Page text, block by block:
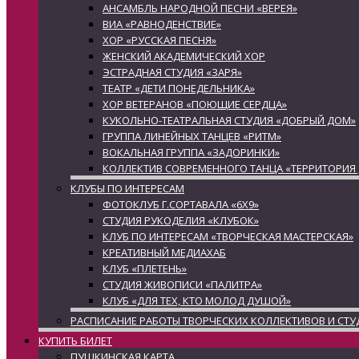
АНСАМБЛЬ НАРОДНОЙ ПЕСНИ «ВЕРЕЯ»
ВИА «РАВНОДЕНСТВИЕ»
ХОР «РУССКАЯ ПЕСНЯ»
ЖЕНСКИЙ АКАДЕМИЧЕСКИЙ ХОР
ЭСТРАДНАЯ СТУДИЯ «ЗАРЯ»
ТЕАТР «ДЕТИ ПОНЕДЕЛЬНИКА»
ХОР ВЕТЕРАНОВ «ПОЮЩИЕ СЕРДЦА»
КУКОЛЬНО-ТЕАТРАЛЬНАЯ СТУДИЯ «ДОБРЫЙ ДОМ»
ГРУППА ЛИНЕЙНЫХ ТАНЦЕВ «РИТМ»
ВОКАЛЬНАЯ ГРУППА «ЗАДОРИНКИ»
КОЛЛЕКТИВ СОВРЕМЕННОГО ТАНЦА
КЛУБЫ ПО ИНТЕРЕСАМ
ФОТОКЛУБ Г.СОРТАВАЛА «6Х9»
СТУДИЯ РУКОДЕЛИЯ «КЛУБОК»
КЛУБ ПО ИНТЕРЕСАМ «ТВОРЧЕСКАЯ МАСТЕРСКАЯ»
КРЕАТИВНЫЙ МЕДИАХАБ
КЛУБ «ПЛЕТЕНЬ»
СТУДИЯ ЖИВОПИСИ «ПАЛИТРА»
КЛУБ «ДЛЯ ТЕХ, КТО МОЛОД ДУШОЙ»
РАСПИСАНИЕ РАБОТЫ ТВОРЧЕСКИХ КОЛЛЕКТИВОВ И
КУПИТЬ БИЛЕТ